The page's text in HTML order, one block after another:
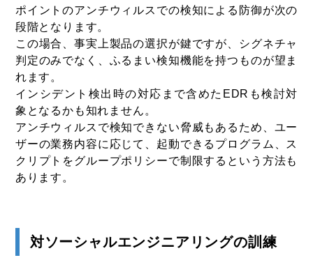
ポイントのアンチウィルスでの検知による防御が次の
段階となります。
この場合、事実上製品の選択が鍵ですが、シグネチャ
判定のみでなく、ふるまい検知機能を持つものが望ま
れます。
インシデント検出時の対応まで含めたEDRも検討対
象となるかも知れません。
アンチウィルスで検知できない脅威もあるため、ユー
ザーの業務内容に応じて、起動できるプログラム、ス
クリプトをグループポリシーで制限するという方法も
あります。
対ソーシャルエンジニアリングの訓練